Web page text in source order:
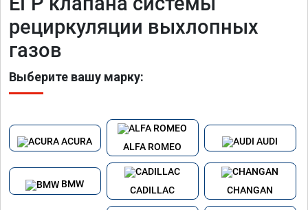
рециркуляции выхлопных
газов
Выберите вашу марку:
ACURA
ALFA ROMEO
AUDI
BMW
CADILLAC CHANGAN